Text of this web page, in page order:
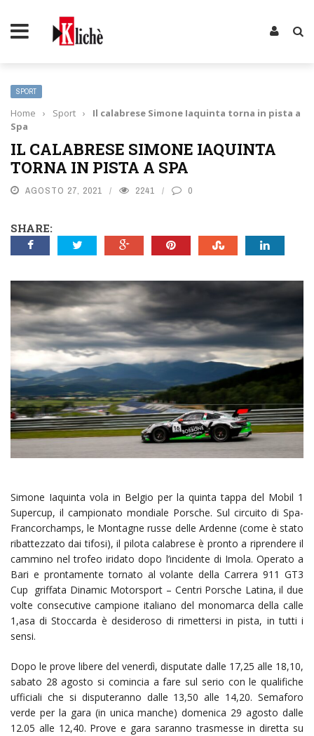
SPORT
Home › Sport ›
Il calabrese Simone Iaquinta torna in pista a
Spa
IL CALABRESE SIMONE IAQUINTA
TORNA IN PISTA A SPA
AGOSTO 27, 2021 2241 0
SHARE:
Simone Iaquinta vola in Belgio per la quinta tappa del Mobil 1
Supercup, il campionato mondiale Porsche. Sul circuito di Spa-
Francorchamps, le Montagne russe delle Ardenne (come è stato
ribattezzato dai tifosi), il pilota calabrese è pronto a riprendere il
cammino nel trofeo iridato dopo l’incidente di Imola. Operato a
Bari e prontamente tornato al volante della Carrera 911 GT3
Cup griffata Dinamic Motorsport – Centri Porsche Latina, il due
volte consecutive campione italiano del monomarca della calle
1,asa di Stoccarda è desideroso di rimettersi in pista, in tutti i
sensi.
Dopo le prove libere del venerdì, disputate dalle 17,25 alle 18,10,
sabato 28 agosto si comincia a fare sul serio con le qualifiche
ufficiali che si disputeranno dalle 13,50 alle 14,20. Semaforo
verde per la gara (in unica manche) domenica 29 agosto dalle
12.05 alle 12,40. Prove e gara saranno trasmesse in diretta su